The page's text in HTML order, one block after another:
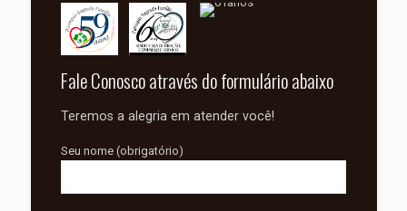
Fale Conosco através do formulário abaixo
Teremos a alegria em atender você!
Seu nome (obrigatório)